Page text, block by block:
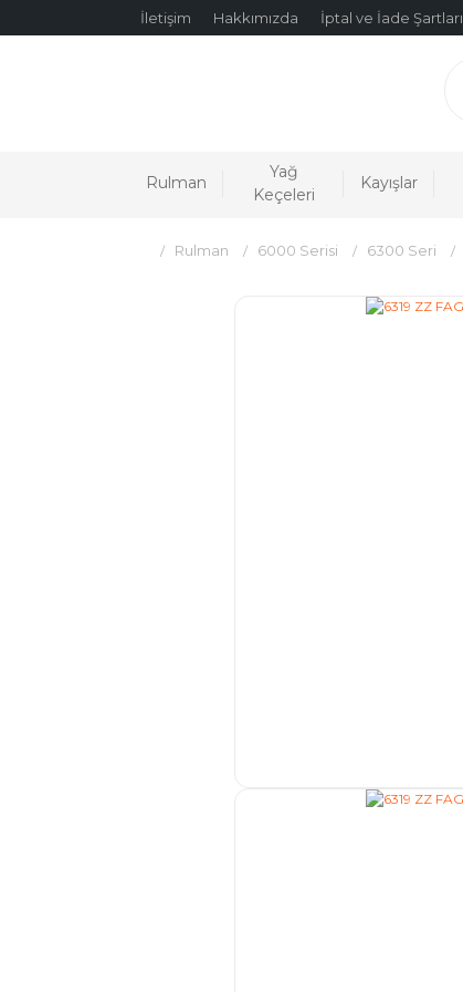
İletişim Hakkımızda İptal ve İade Şartları
Rulman
Yağ
Keçeleri
Kayışlar
Rulman 6000 Serisi 6300 Seri